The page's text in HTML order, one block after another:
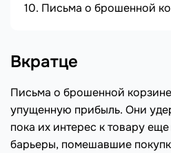
Письма о брошенной
Вкратце
Письма о брошенной
упущенную прибыль. Они
пока их интерес к товару
барьеры, помешавшие